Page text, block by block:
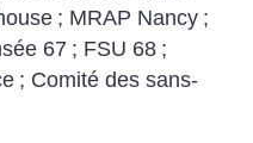
; MRAP Nancy ;
67 ; FSU 68 ;
; Comité des sans-